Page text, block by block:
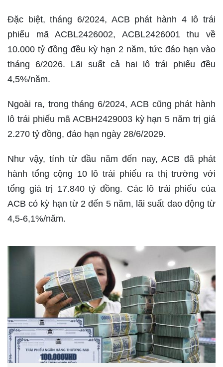
Đặc biệt, tháng 6/2024, ACB phát hành 4 lô trái
phiếu mã ACBL2426002, ACBL2426001 thu về
10.000 tỷ đồng đều kỳ hạn 2 năm, tức đáo hạn vào
tháng 6/2026. Lãi suất cả hai lô trái phiếu đều
4,5%/năm.
Ngoài ra, trong tháng 6/2024, ACB cũng phát hành
lô trái phiếu mã ACBH2429003 kỳ hạn 5 năm trị giá
2.270 tỷ đồng, đáo hạn ngày 28/6/2029.
Như vậy, tính từ đầu năm đến nay, ACB đã phát
hành tổng cộng 10 lô trái phiếu ra thị trường với
tổng giá trị 17.840 tỷ đồng. Các lô trái phiếu của
ACB có kỳ hạn từ 2 đến 5 năm, lãi suất dao động từ
4,5-6,1%/năm.